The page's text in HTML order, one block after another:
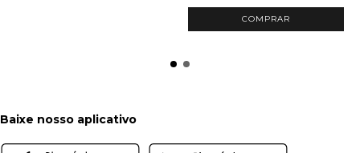
COMPRAR
Baixe nosso aplicativo